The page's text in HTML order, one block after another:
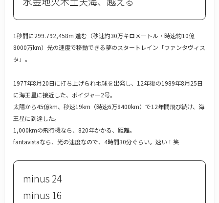
1秒間に299.792,458m 進む（秒速約30万キロメートル・時速約10億
8000万km）光の速度で移動できる夢のスタートレイン「ファンタヴィス
タ」。
1977年8月20日に打ち上げられ地球を出発し、12年後の1989年8月25日
に海王星に接近した、ボイジャー2号。
太陽から45億km、秒速19km（時速6万8400km）で12年間飛び続け、海
王星に到達した。
1,000kmの飛行機なら、820年かかる、距離。
fantavistaなら、光の速度なので、4時間30分ぐらい。速い！笑
minus 24
minus 16